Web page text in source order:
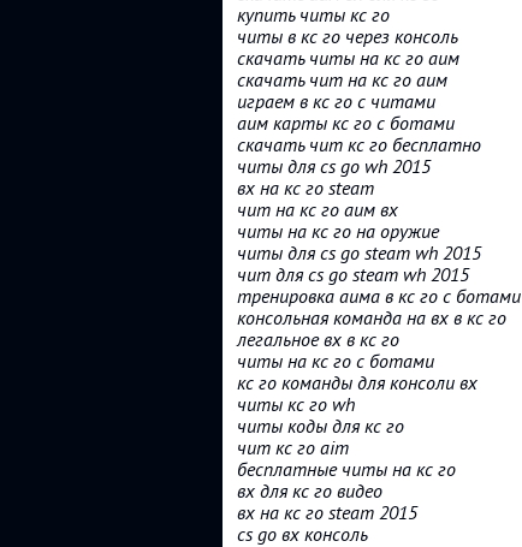
купить читы кс го
читы в кс го через консоль
скачать читы на кс го аим
скачать чит на кс го аим
играем в кс го с читами
аим карты кс го с ботами
скачать чит кс го бесплатно
читы для cs go wh 2015
вх на кс го steam
чит на кс го аим вх
читы на кс го на оружие
читы для cs go steam wh 2015
чит для cs go steam wh 2015
тренировка аима в кс го с ботами
консольная команда на вх в кс го
легальное вх в кс го
читы на кс го с ботами
кс го команды для консоли вх
читы кс го wh
читы коды для кс го
чит кс го aim
бесплатные читы на кс го
вх для кс го видео
вх на кс го steam 2015
cs go вх консоль